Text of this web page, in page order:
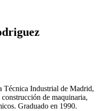
Técnica Industrial de Madrid,
de maquinaria,
Graduado en 1990.